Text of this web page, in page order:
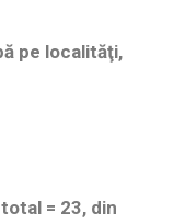
pe localităţi,
= 23, din